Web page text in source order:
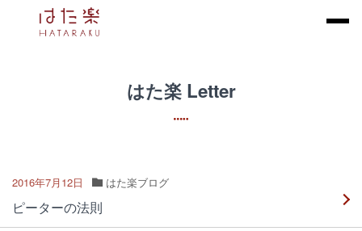
はた楽 Letter
2016年7月12日 はた楽ブログ
ピーターの法則